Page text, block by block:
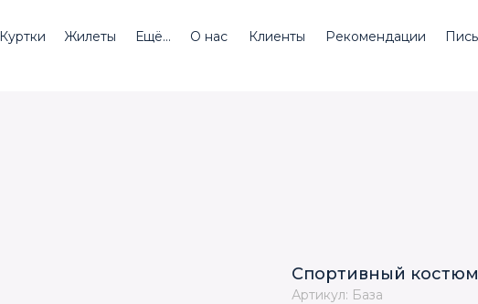
Куртки Жилеты Ещё... О нас Клиенты Рекомендации
Спортивный
Артикул: База